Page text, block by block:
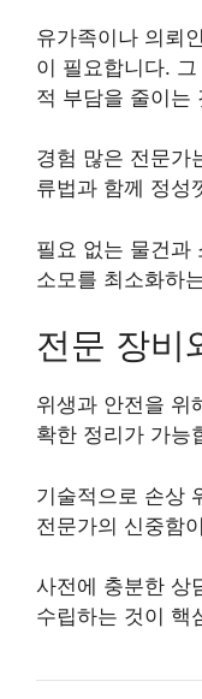
유가족이나 의뢰
이 필요합니다.
적 부담을 줄이는
경험 많은 전문가
류법과 함께 정성
필요 없는 물건과
소모를 최소화하
전문 장비
위생과 안전을 위
확한 정리가 가능
기술적으로 손상
전문가의 신중함
사전에 충분한 상
수립하는 것이 핵